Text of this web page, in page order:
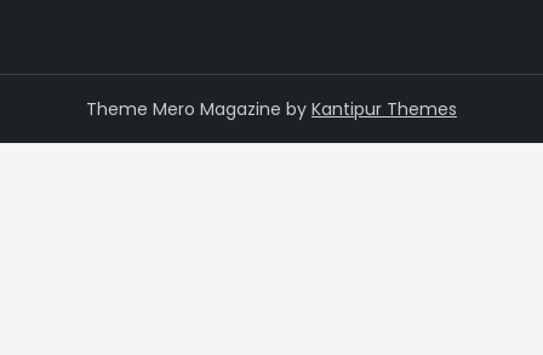
Theme Mero Magazine by Kantipur Themes